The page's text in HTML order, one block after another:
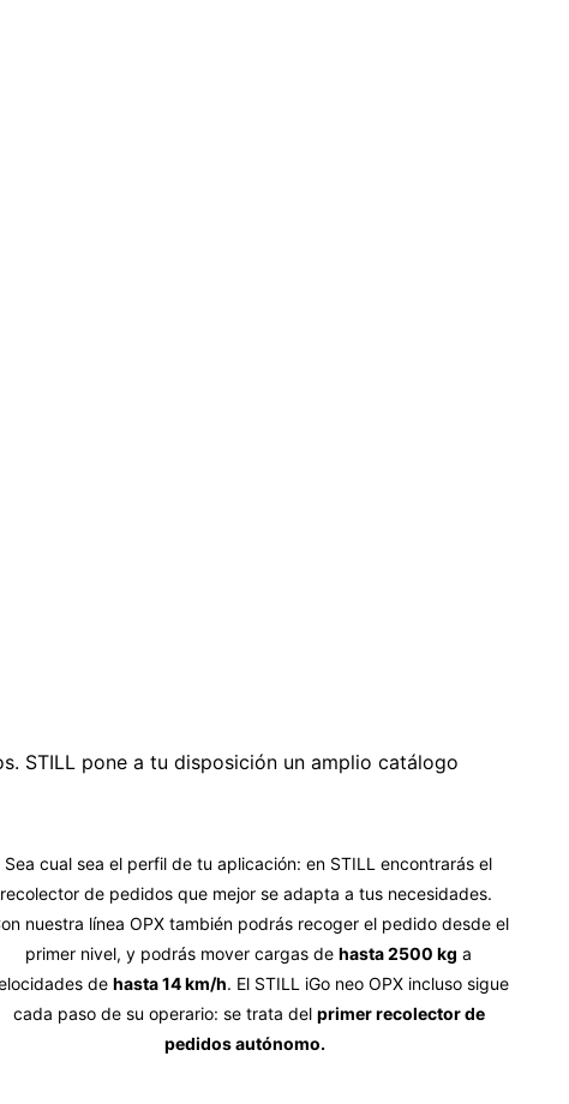
STILL pone a tu disposición un amplio catálogo
Sea cual sea el perfil de tu aplicación: en STILL encontrarás el
recolector de pedidos que mejor se adapta a tus necesidades.
nuestra línea OPX también podrás recoger el pedido desde el
primer nivel, y podrás mover cargas dehasta 2500 kg a
dehasta 14 km/h. El STILL iGo neo OPX incluso sigue
cada paso de su operario: se trata del primer recolector de
pedidos autónomo.